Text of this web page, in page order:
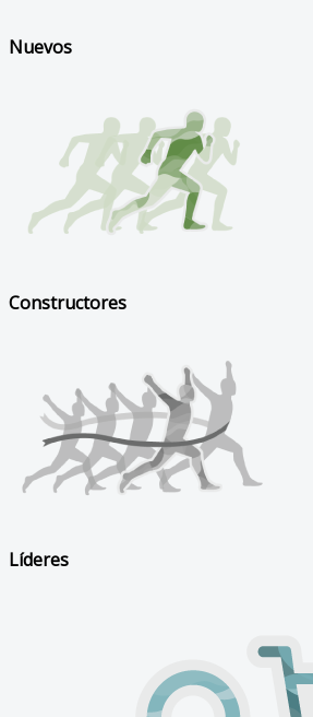
Nuevos
Constructores
Líderes